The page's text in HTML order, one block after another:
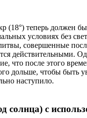
(18°) теперь должен
условиях без
совершенные
действительными.
что после этого
дольше, чтобы быть
наступило.
солнца) с